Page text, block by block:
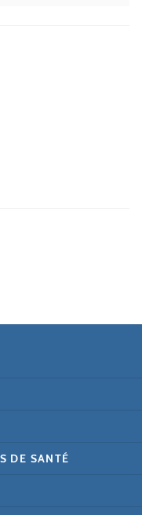
DE SANTÉ